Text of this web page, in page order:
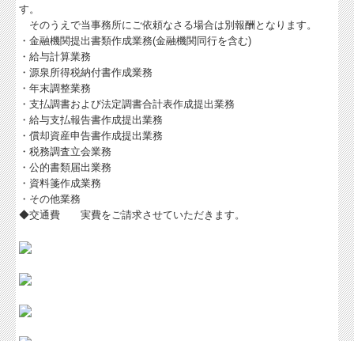
す。
そのうえで当事務所にご依頼なさる場合は別報酬となります。
・金融機関提出書類作成業務(金融機関同行を含む)
・給与計算業務
・源泉所得税納付書作成業務
・年末調整業務
・支払調書および法定調書合計表作成提出業務
・給与支払報告書作成提出業務
・償却資産申告書作成提出業務
・税務調査立会業務
・公的書類届出業務
・資料箋作成業務
・その他業務
◆交通費 実費をご請求させていただきます。